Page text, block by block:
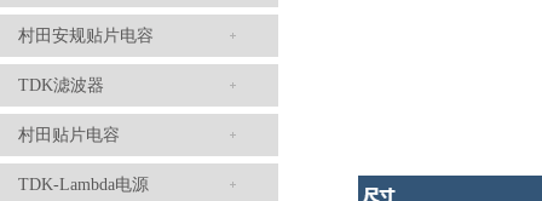
村田安规贴片电容
TDK滤波器
村田贴片电容
TDK-Lambda电源
村田磁珠BLM18AG102SH1D